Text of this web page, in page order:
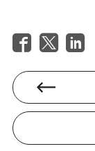
Qu'est-ce que
important pour
Le verre
ses propriétés
des
de l'utilisateur.
est importante
lumière tout en